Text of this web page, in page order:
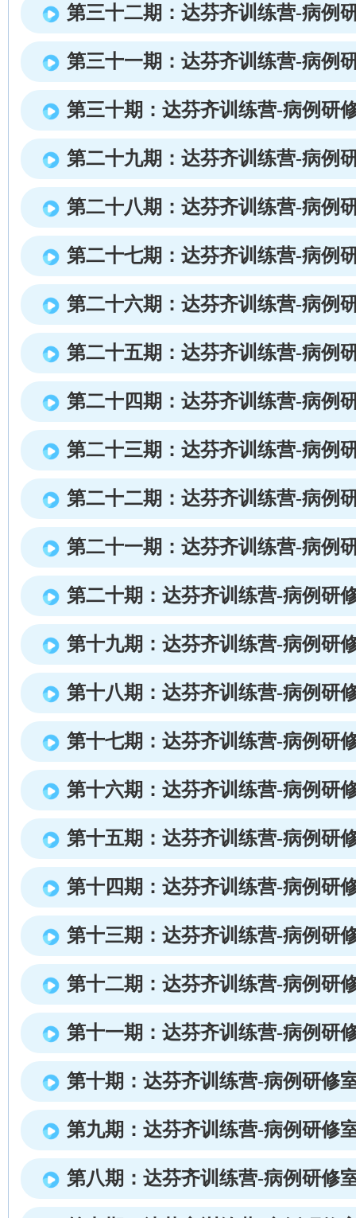
第三十二期：达芬齐训练营-病例
第三十一期：达芬齐训练营-病例
第三十期：达芬齐训练营-病例研
第二十九期：达芬齐训练营-病例
第二十八期：达芬齐训练营-病例
第二十七期：达芬齐训练营-病例
第二十六期：达芬齐训练营-病例
第二十五期：达芬齐训练营-病例
第二十四期：达芬齐训练营-病例
第二十三期：达芬齐训练营-病例
第二十二期：达芬齐训练营-病例
第二十一期：达芬齐训练营-病例
第二十期：达芬齐训练营-病例研
第十九期：达芬齐训练营-病例研
第十八期：达芬齐训练营-病例研
第十七期：达芬齐训练营-病例研
第十六期：达芬齐训练营-病例研
第十五期：达芬齐训练营-病例研
第十四期：达芬齐训练营-病例研
第十三期：达芬齐训练营-病例研
第十二期：达芬齐训练营-病例研
第十一期：达芬齐训练营-病例研
第十期：达芬齐训练营-病例研修
第九期：达芬齐训练营-病例研修
第八期：达芬齐训练营-病例研修